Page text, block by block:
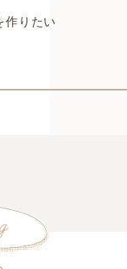
作りたい